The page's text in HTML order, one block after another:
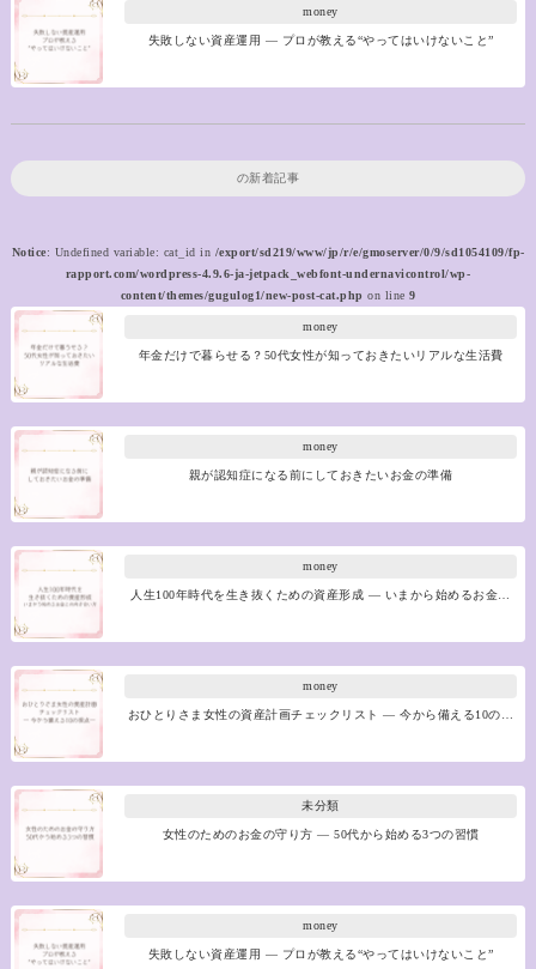
money
失敗しない資産運用 ― プロが教える“やってはいけないこと”
の新着記事
Notice: Undefined variable: cat_id in /export/sd219/www/jp/r/e/gmoserver/0/9/sd1054109/fp-
rapport.com/wordpress-4.9.6-ja-jetpack_webfont-undernavicontrol/wp-
content/themes/gugulog1/new-post-cat.php on line 9
money
年金だけで暮らせる？50代女性が知っておきたいリアルな生活費
money
親が認知症になる前にしておきたいお金の準備
money
人生100年時代を生き抜くための資産形成 ― いまから始めるお金…
money
おひとりさま女性の資産計画チェックリスト ― 今から備える10の…
未分類
女性のためのお金の守り方 ― 50代から始める3つの習慣
money
失敗しない資産運用 ― プロが教える“やってはいけないこと”